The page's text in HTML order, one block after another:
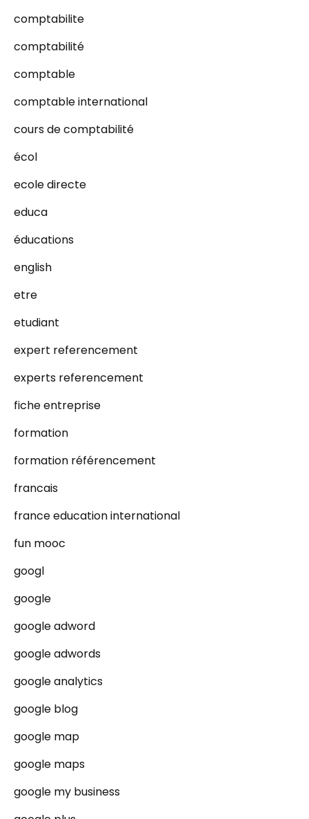
comptabilite
comptabilité
comptable
comptable international
cours de comptabilité
écol
ecole directe
educa
éducations
english
etre
etudiant
expert referencement
experts referencement
fiche entreprise
formation
formation référencement
francais
france education international
fun mooc
googl
google
google adword
google adwords
google analytics
google blog
google map
google maps
google my business